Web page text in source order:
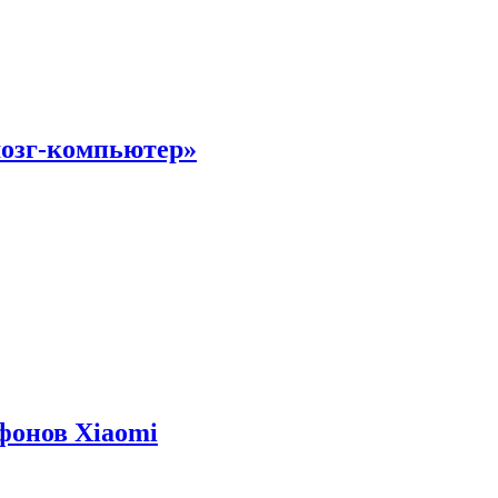
компьютер»
Xiaomi